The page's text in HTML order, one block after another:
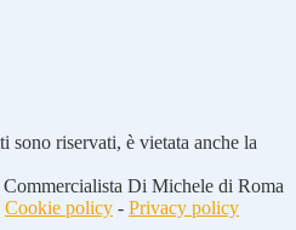
riservati, è vietata anche la
Di Michele di Roma
Cookie policy - Privacy policy